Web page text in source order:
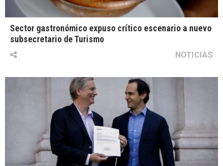
Sector gastronómico expuso crítico escenario a nuevo
subsecretario de Turismo
NOTICIAS